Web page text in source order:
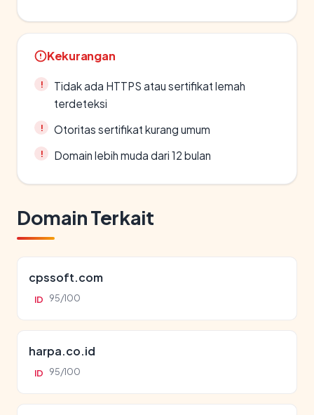
Kekurangan
Tidak ada HTTPS atau sertifikat lemah
terdeteksi
Otoritas sertifikat kurang umum
Domain lebih muda dari 12 bulan
Domain Terkait
cpssoft.com
ID 95/100
harpa.co.id
ID 95/100